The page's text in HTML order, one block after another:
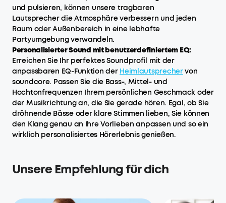
und pulsieren, können unsere tragbaren
Lautsprecher die Atmosphäre verbessern und jeden
Raum oder Außenbereich in eine lebhafte
Partyumgebung verwandeln.
Personalisierter Sound mit benutzerdefiniertem EQ:
Erreichen Sie Ihr perfektes Soundprofil mit der
anpassbaren EQ-Funktion der Heimlautsprechervon
soundcore. Passen Sie die Bass-, Mittel- und
Hochtonfrequenzen Ihrem persönlichen Geschmack oder
der Musikrichtung an, die Sie gerade hören. Egal, ob Sie
dröhnende Bässe oder klare Stimmen lieben, Sie können
den Klang genau an Ihre Vorlieben anpassen und so ein
wirklich personalisiertes Hörerlebnis genießen.
Unsere Empfehlung für dich